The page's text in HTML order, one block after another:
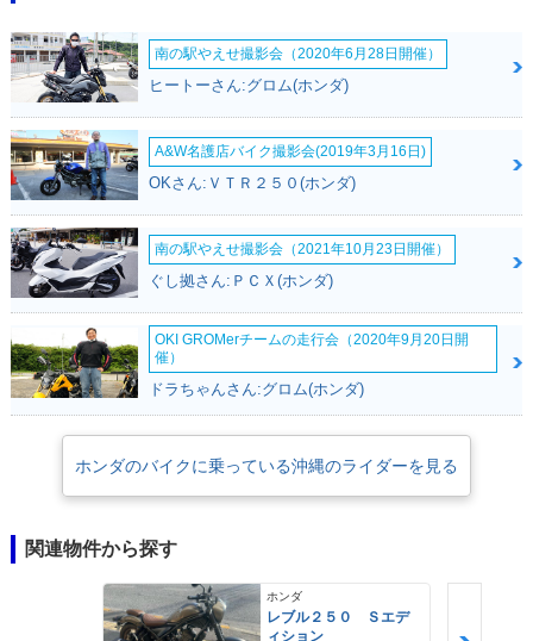
南の駅やえせ撮影会（2020年6月28日開催）
ヒートーさん:グロム(ホンダ)
A&W名護店バイク撮影会(2019年3月16日)
OKさん:ＶＴＲ２５０(ホンダ)
南の駅やえせ撮影会（2021年10月23日開催）
ぐし拠さん:ＰＣＸ(ホンダ)
OKI GROMerチームの走行会（2020年9月20日開
催）
ドラちゃんさん:グロム(ホンダ)
ホンダのバイクに乗っている沖縄のライダーを見る
関連物件から探す
ホンダ
レブル２５０ Ｓエデ
ィション